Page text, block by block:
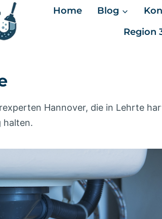
Home Blog
Region
Hannover, die in Lehrte
halten.